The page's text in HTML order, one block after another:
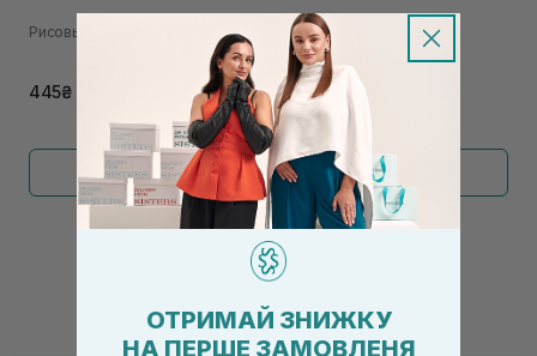
Рисовый увлажняющий тонер
445₴
Акционный набор из двух
сывороток
2 230₴
Показать больше
1 2
ОТРИМАЙ ЗНИЖКУ
НА ПЕРШЕ ЗАМОВЛЕНЯ